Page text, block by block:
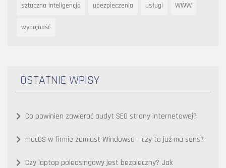
sztuczna inteligencja ubezpieczenia usługi WWW
wydajność
OSTATNIE WPISY
Co powinien zawierać audyt SEO strony internetowej?
macOS w firmie zamiast Windowsa – czy to już ma sens?
Czy laptop poleasingowy jest bezpieczny? Jak